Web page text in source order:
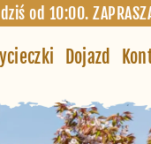
od 10:00.
Dojazd